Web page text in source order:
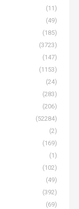
(11)
(49)
(185)
(3723)
(147)
(1153)
(24)
(283)
(206)
(52284)
(2)
(169)
(1)
(102)
(49)
(392)
(69)